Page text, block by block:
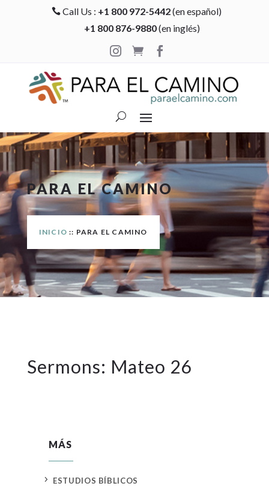
 Call Us : +1 800 972-5442(en español)
+1 800 876-9880(en inglés)

 
PARA EL CAMINO
INICIO :: PARA EL CAMINO
Sermons: Mateo 26
MÁS
5 ESTUDIOS BÍBLICOS